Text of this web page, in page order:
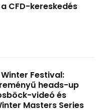
CFD-kereskedés
Festival:
heads-up
videó és
Masters Series